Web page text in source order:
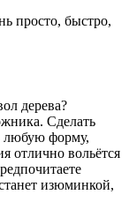
просто, быстро,
дерева?
Сделать
любую форму,
отлично вольётся
изюминкой,